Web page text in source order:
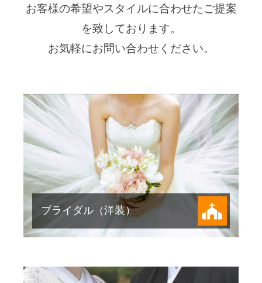
お客様の希望やスタイルに合わせたご提案
を致しております。
お気軽にお問い合わせください。
ブライダル（洋装）
物・ブーケのアレンジで、まったく違
ったイメージに変身します。
HOT PEPPER Beauty で見る
白無垢、色打掛、黒い振袖は同格です
ので、挙式にも披露宴にも着られる装
いです。 日本髪以外にも、洋風のア
レンジヘアも素敵です。
HOT PEPPER Beauty で見る